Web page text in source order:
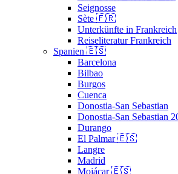
Seignosse
Sète 🇫🇷
Unterkünfte in Frankreich
Reiseliteratur Frankreich
Spanien 🇪🇸
Barcelona
Bilbao
Burgos
Cuenca
Donostia-San Sebastian
Donostia-San
Durango
El Palmar 🇪🇸
Langre
Madrid
Mojácar 🇪🇸